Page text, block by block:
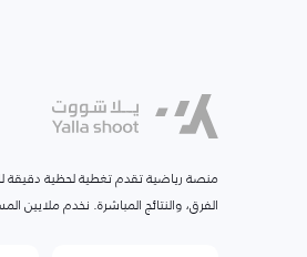
منصة رياضية تقدم تغطية لحظية دقيقة
الفرق، والنتائج المباشرة. نخدم ملايين